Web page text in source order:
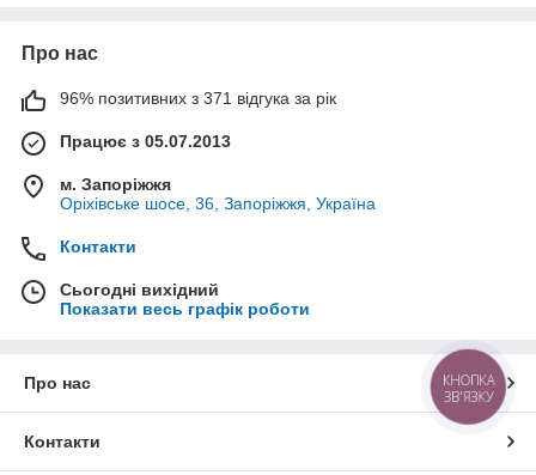
Про нас
96% позитивних з 371 відгука за рік
Працює з 05.07.2013
м. Запоріжжя
Оріхівське шосе, 36, Запоріжжя, Україна
Контакти
Сьогодні вихідний
Показати весь графік роботи
Про нас
Контакти
КНОПКА
ЗВ'ЯЗКУ